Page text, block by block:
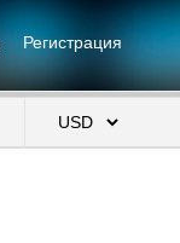
Регистрация